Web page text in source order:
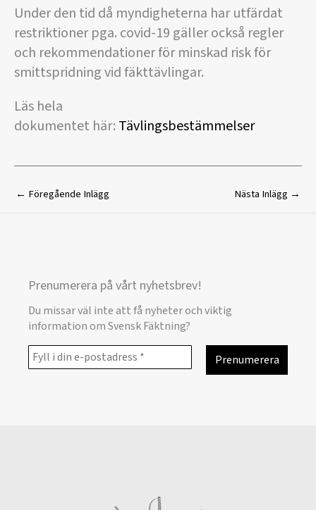
Under den tid då myndigheterna har utfärdat
restriktioner pga. covid-19 gäller också regler
och rekommendationer för minskad risk för
smittspridning vid fäkttävlingar.
Läs hela
dokumentet här: Tävlingsbestämmelser
← Föregående Inlägg Nästa Inlägg →
Prenumerera på vårt nyhetsbrev!
Du missar väl inte att få nyheter och viktig
information om Svensk Fäktning?